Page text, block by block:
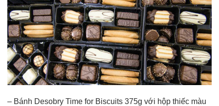
– Bánh Desobry Time for Biscuits 375g với hộp thiếc màu